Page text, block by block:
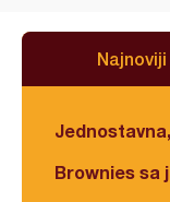
Najnoviji
Brownies sa